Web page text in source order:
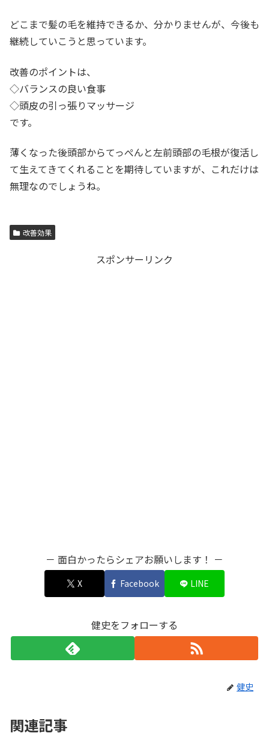
どこまで髪の毛を維持できるか、分かりませんが、今後も
継続していこうと思っています。
改善のポイントは、
◇バランスの良い食事
◇頭皮の引っ張りマッサージ
です。
薄くなった後頭部からてっぺんと左前頭部の毛根が復活し
て生えてきてくれることを期待していますが、これだけは
無理なのでしょうね。
改善効果
スポンサーリンク
－ 面白かったらシェアお願いします！ －
X Facebook LINE
健史をフォローする
健史
関連記事